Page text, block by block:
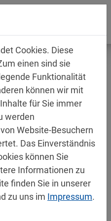
der
Mipa News
01.04.2024 den Bereich
GmbH aus Unterheinriet
der übernommenen
Cookies. Diese
einen sind sie
Funktionalität
können wir mit
für Sie immer
werden
Website-Besuchern
Das Einverständnis
können Sie
Informationen zu
finden Sie in unserer
zu uns im Impressum.